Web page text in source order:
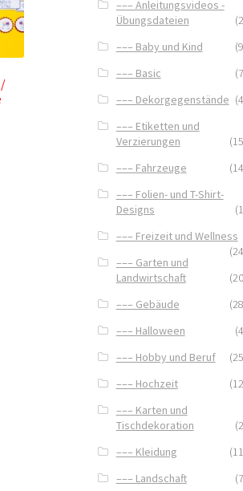
––– Anleitungsvideos -
Übungsdateien
––– Baby und Kind
––– Basic
––– Dekorgegenstände
––– Etiketten und
Verzierungen
––– Fahrzeuge
––– Folien- und T-Shirt-
Designs
––– Freizeit und Wellness
––– Garten und
Landwirtschaft
––– Gebäude
––– Halloween
––– Hobby und Beruf
––– Hochzeit
––– Karten und
Tischdekoration
––– Kleidung
––– Landschaft